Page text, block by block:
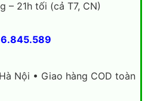
– 21h tối (cả T7, CN)
Nội • Giao hàng COD toàn